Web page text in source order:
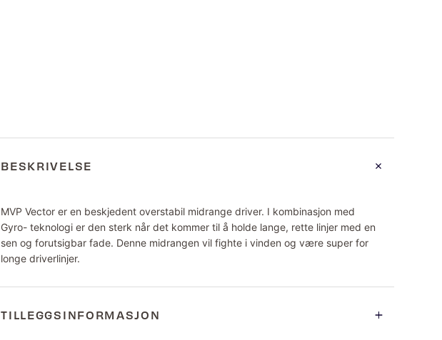
BESKRIVELSE
MVP Vector er en beskjedent overstabil midrange driver. I kombinasjon med
Gyro- teknologi er den sterk når det kommer til å holde lange, rette linjer med en
sen og forutsigbar fade. Denne midrangen vil fighte i vinden og være super for
longe driverlinjer.
TILLEGGSINFORMASJON